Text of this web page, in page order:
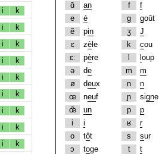
i k
i k
i k
i k
i k
i k
i k
i k
i k
ɑ̃
an
e
é
ẽ
pin
ɛ
zè le
ɛː
père
ə
de
ø
deux
œ
neuf
œ̃
un
i
i
o
tôt
ɔ
toge
f
f
g
goût
ʒ
J
k
cou
oup
m
m
n
n
ɲ
signe
p
p
ʁ
r
s
sur
t
t